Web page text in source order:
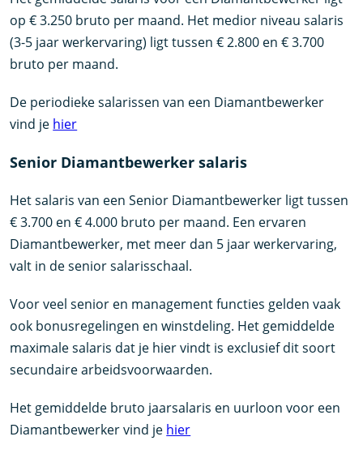
op € 3.250 bruto per maand. Het medior niveau salaris
(3-5 jaar werkervaring) ligt tussen € 2.800 en € 3.700
bruto per maand.
De periodieke salarissen van een Diamantbewerker
vind je hier
Senior Diamantbewerker salaris
Het salaris van een Senior Diamantbewerker ligt tussen
€ 3.700 en € 4.000 bruto per maand. Een ervaren
Diamantbewerker, met meer dan 5 jaar werkervaring,
valt in de senior salarisschaal.
Voor veel senior en management functies gelden vaak
ook bonusregelingen en winstdeling. Het gemiddelde
maximale salaris dat je hier vindt is exclusief dit soort
secundaire arbeidsvoorwaarden.
Het gemiddelde bruto jaarsalaris en uurloon voor een
Diamantbewerker vind je hier